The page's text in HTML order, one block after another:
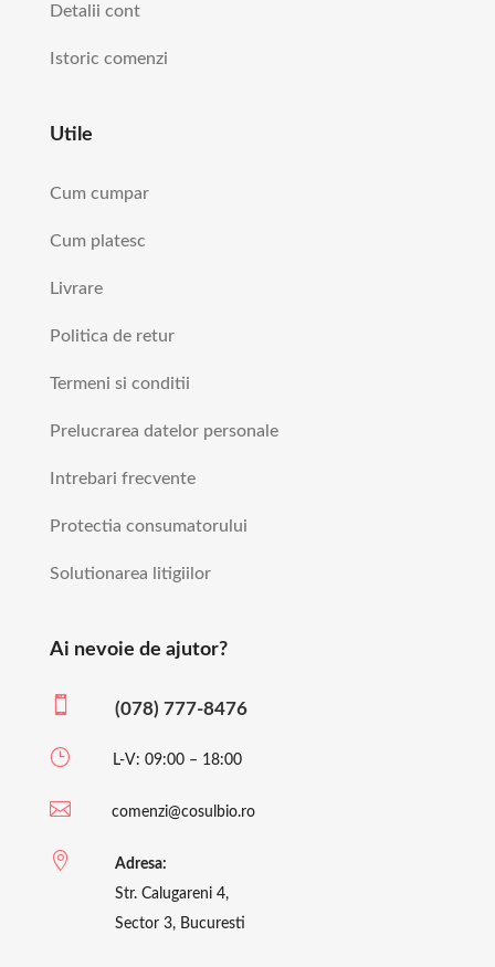
Detalii cont
Istoric comenzi
Utile
Cum cumpar
Cum platesc
Livrare
Politica de retur
Termeni si conditii
Prelucrarea datelor personale
Intrebari frecvente
Protectia consumatorului
Solutionarea litigiilor
Ai nevoie de ajutor?
 (078) 777-8476
} L-V: 09:00 – 18:00
 comenzi@cosulbio.ro

Adresa:
Str. Calugareni 4,
Sector 3, Bucuresti